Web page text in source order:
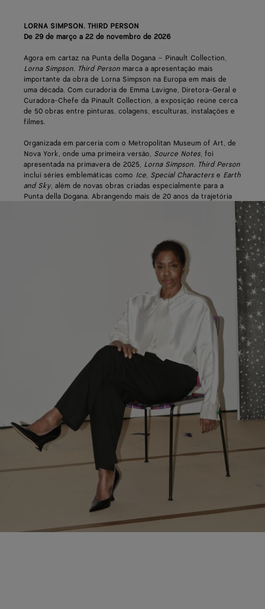
LORNA SIMPSON. THIRD PERSON
De 29 de março a 22 de novembro de 2026
Agora em cartaz na Punta della Dogana – Pinault Collection,
Lorna Simpson. Third Person marca a apresentação mais
importante da obra de Lorna Simpson na Europa em mais de
uma década. Com curadoria de Emma Lavigne, Diretora-Geral e
Curadora-Chefe da Pinault Collection, a exposição reúne cerca
de 50 obras entre pinturas, colagens, esculturas, instalações e
filmes.
Organizada em parceria com o Metropolitan Museum of Art, de
Nova York, onde uma primeira versão, Source Notes, foi
apresentada na primavera de 2025, Lorna Simpson. Third Person
inclui séries emblemáticas como Ice, Special Characters e Earth
and Sky, além de novas obras criadas especialmente para a
Punta della Dogana. Abrangendo mais de 20 anos da trajetória
O apoio da Bottega Veneta reflete o compromisso contínuo da
maison com sua cidade de origem, Veneza, e com a valorização
da excelência artesanal e da criatividade no universo das artes.
A parceria dá continuidade ao diálogo constante com a Pinault
Collection, após o apoio da maison a exposições como
Pierre Huyghe: Liminal